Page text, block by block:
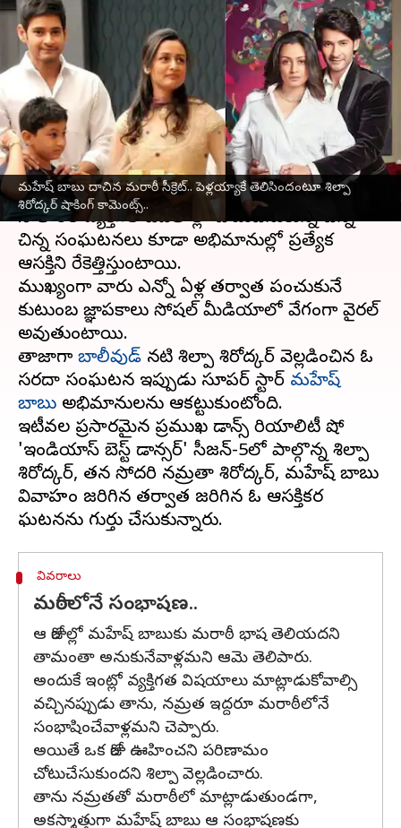
మహేష్ బాబు దాచిన మరాఠీ సీక్రెట్.. పెళ్లయ్యాకే తెలిసిందంటూ శిల్పా
శిరోద్కర్ షాకింగ్ కామెంట్స్..
Shilpa Shirodkar: మహేష్ బాబు
దాచిన మరాఠీ సీక్రెట్.. పెళ్లయ్యాకే
తెలిసిందంటూ శిల్పా శిరోద్కర్
షాకింగ్ కామెంట్స్..
వ్రాసిన వారు Moogati Shabari Jul 08, 2026 12:04 pm
ఈ వార్తాకథనం ఏంటి
సినీ తారల వ్యక్తిగత జీవితాల్లో చోటుచేసుకున్న చిన్న
చిన్న సంఘటనలు కూడా అభిమానుల్లో ప్రత్యేక
ఆసక్తిని రేకెత్తిస్తుంటాయి.
ముఖ్యంగా వారు ఎన్నో ఏళ్ల తర్వాత పంచుకునే
కుటుంబ జ్ఞాపకాలు సోషల్ మీడియాలో వేగంగా వైరల్
అవుతుంటాయి.
తాజాగా బాలీవుడ్ నటి శిల్పా శిరోద్కర్ వెల్లడించిన ఓ
సరదా సంఘటన ఇప్పుడు సూపర్ స్టార్ మహేష్
బాబు అభిమానులను ఆకట్టుకుంటోంది.
ఇటీవల ప్రసారమైన ప్రముఖ డాన్స్ రియాలిటీ షో
'ఇండియాస్ బెస్ట్ డాన్సర్' సీజన్-5లో పాల్గొన్న శిల్పా
శిరోద్కర్, తన సోదరి నమ్రతా శిరోద్కర్, మహేష్ బాబు
వివాహం జరిగిన తర్వాత జరిగిన ఓ ఆసక్తికర
వివరాలు
మరాఠీలోనే సంభాషణ..
ఆ రోజుల్లో మహేష్ బాబుకు మరాఠీ భాష తెలియదని
తామంతా అనుకునేవాళ్లమని ఆమె తెలిపారు.
అందుకే ఇంట్లో వ్యక్తిగత విషయాలు మాట్లాడుకోవాల్సి
వచ్చినప్పుడు తాను, నమ్రత ఇద్దరూ మరాఠీలోనే
సంభాషించేవాళ్లమని చెప్పారు.
అయితే ఒక రోజు ఊహించని పరిణామం
చోటుచేసుకుందని శిల్పా వెల్లడించారు.
తాను నమ్రతతో మరాఠీలో మాట్లాడుతుండగా,
అకస్మాత్తుగా మహేష్ బాబు ఆ సంభాషణకు